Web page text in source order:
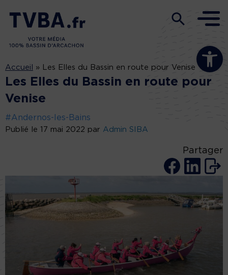
Ouvrir la
Accueil » Les Elles du Bassin en route pour Venise
Les Elles du Bassin en route pour
Venise
#Andernos-les-Bains
Publié le 17 mai 2022 par Admin SIBA
Partager